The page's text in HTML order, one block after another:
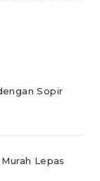
Sopir
Lepas